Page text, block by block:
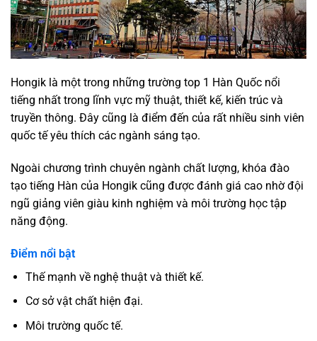
Hongik là một trong những trường top 1 Hàn Quốc nổi
tiếng nhất trong lĩnh vực mỹ thuật, thiết kế, kiến trúc và
truyền thông. Đây cũng là điểm đến của rất nhiều sinh viên
quốc tế yêu thích các ngành sáng tạo.
Ngoài chương trình chuyên ngành chất lượng, khóa đào
tạo tiếng Hàn của Hongik cũng được đánh giá cao nhờ đội
ngũ giảng viên giàu kinh nghiệm và môi trường học tập
năng động.
Điểm nổi bật
Thế mạnh về nghệ thuật và thiết kế.
Cơ sở vật chất hiện đại.
Môi trường quốc tế.